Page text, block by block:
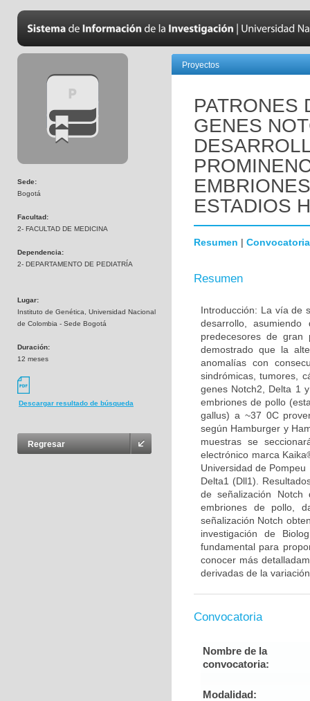
Sede:
Bogotá
Facultad:
2- FACULTAD DE MEDICINA
Dependencia:
2- DEPARTAMENTO DE PEDIATRÍA
Lugar:
Instituto de Genética, Universidad Nacional
de Colombia - Sede Bogotá
Duración:
12 meses
Descargar resultado de búsqueda
Regresar
Proyectos
PATRONES
GENES
ESTADIOS
Resumen | Convocatoria
Resumen
Introducción: La vía de
desarrollo,
predecesores de gran
demostrado que la
anomalías con
sindrómicas, tumores,
genes Notch2, Delta 1
embriones de pollo
gallus) a ~37 0C
según Hamburger y
muestras se
electrónico marca
Universidad de
Delta1 (Dll1).
de señalización
embriones de pollo,
señalización Notch
investigación de
fundamental para
conocer más
derivadas de la
Convocatoria
Nombre de la
convocatoria:
Modalidad: